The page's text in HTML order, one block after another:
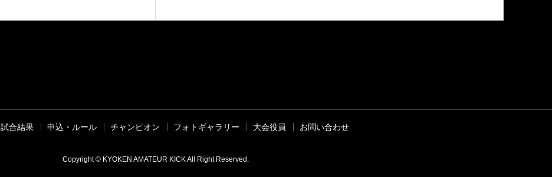
試合結果 申込・ルール チャンピオン フォトギャラリー 大会役員 お問い合わせ
Copyright © KYOKEN AMATEUR KICK All Right Reserved.